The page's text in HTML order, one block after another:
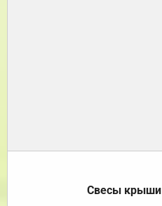
Свесы крыши